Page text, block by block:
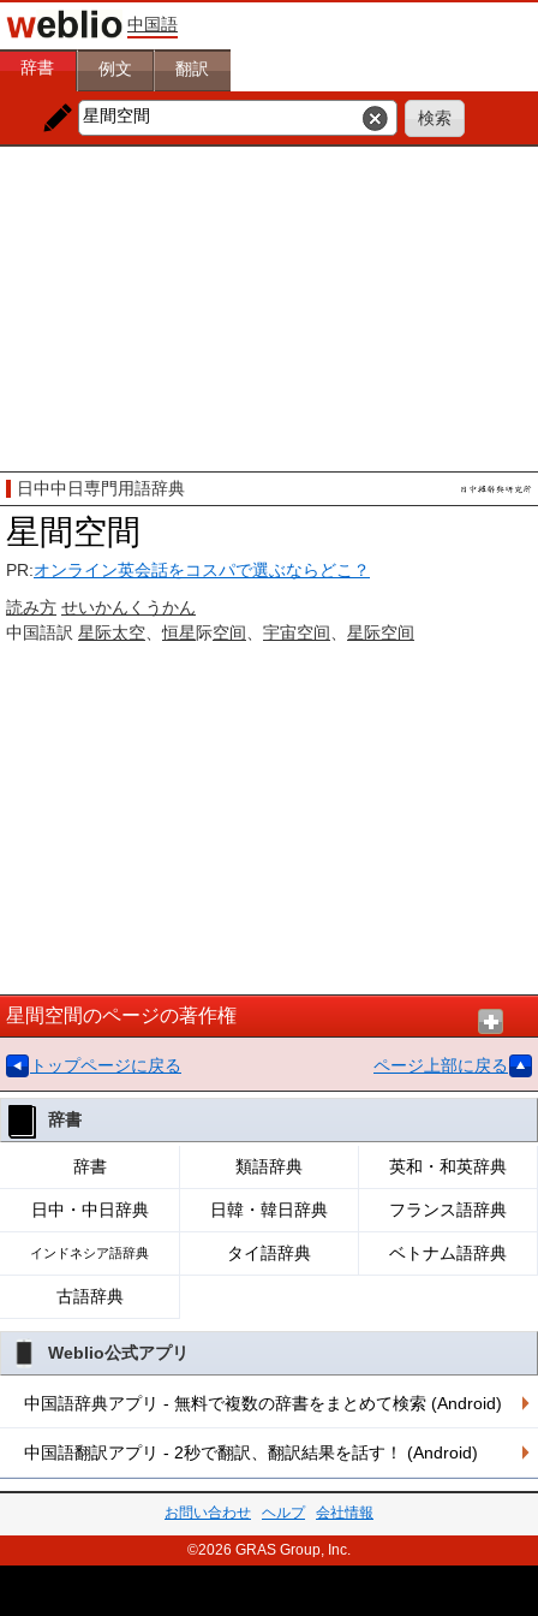
中国語
辞書 例文 翻訳
日中中日専門用語辞典
星間空間
PR:オンライン英会話をコスパで選ぶならどこ？
読み方 せいかん くうかん
中国語訳 星际太空 、恒星际空间 宇宙空间 星际空间
星間空間のページの著作権
トップページに戻る ページ上部に戻る
辞書
辞書 類語辞典 英和・和英辞典
日中・中日辞典 日韓・韓日辞典 フランス語辞典
インドネシア語辞典 タイ語辞典 ベトナム語辞典
古語辞典
Weblio公式アプリ
中国語辞典アプリ - 無料で複数の辞書をまとめて検索 (Android)
中国語翻訳アプリ - 2秒で翻訳、翻訳結果を話す！ (Android)
お問い合わせ ヘルプ 会社情報
©2026 GRAS Group, Inc.